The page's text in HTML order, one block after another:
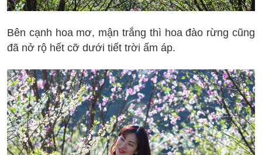
Bên cạnh hoa mơ, mận trắng thì hoa đào rừng cũng
đã nở rộ hết cỡ dưới tiết trời ấm áp.